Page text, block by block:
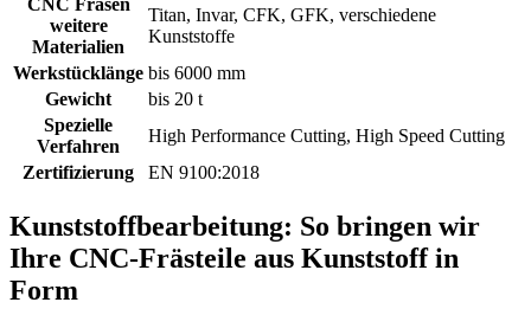
CNC Fräsen
weitere
Materialien
Titan, Invar, CFK, GFK, verschiedene
Kunststoffe
Werkstücklänge bis 6000 mm
Gewicht
bis 20 t
Spezielle
Verfahren
High Performance Cutting, High Speed Cutting
Zertifizierung
EN 9100:2018
Kunststoffbearbeitung: So bringen wir
Ihre CNC-Frästeile aus Kunststoff in
Form